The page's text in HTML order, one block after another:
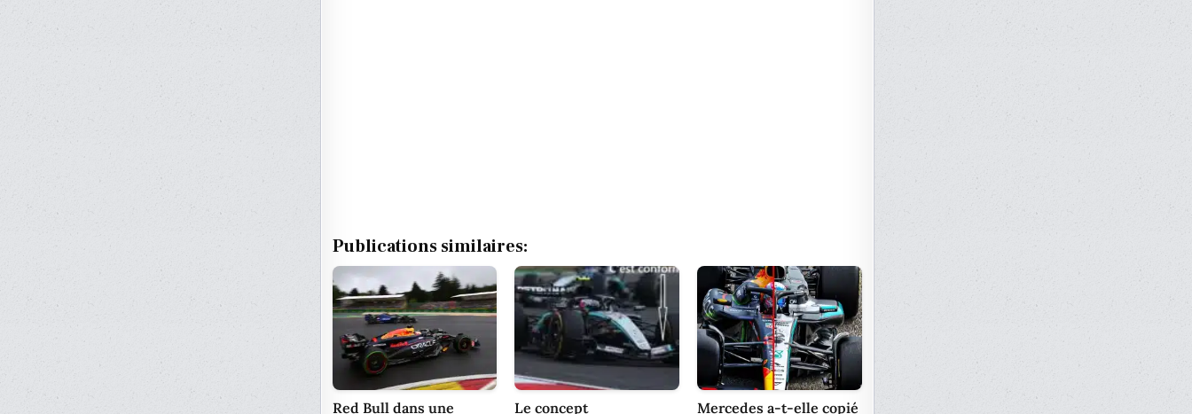
Publications similaires:
Red Bull dans une Le concept Mercedes a-t-elle copié